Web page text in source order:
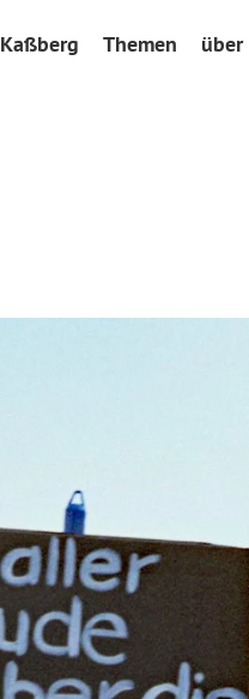
Kaßberg Themen über